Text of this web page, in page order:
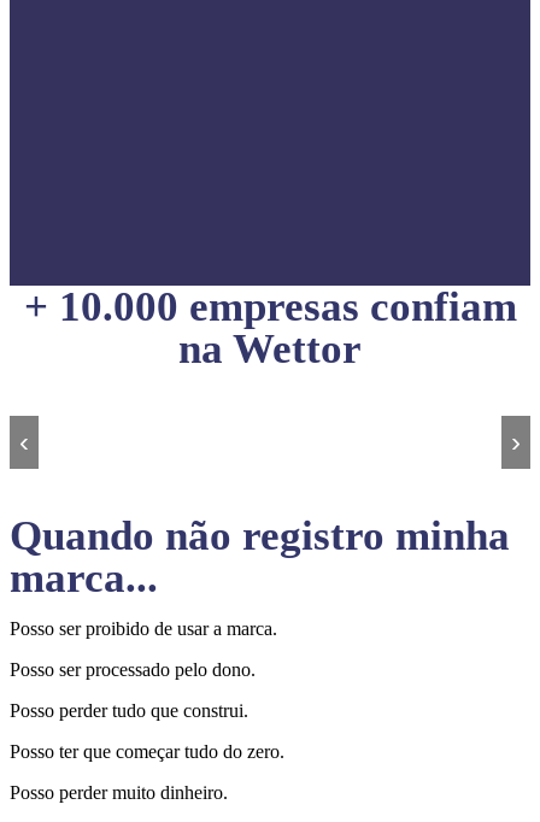
+ 10.000 empresas confiam
na Wettor
‹ ›
Quando não registro minha
marca...
Posso ser proibido de usar a marca.
Posso ser processado pelo dono.
Posso perder tudo que construi.
Posso ter que começar tudo do zero.
Posso perder muito dinheiro.